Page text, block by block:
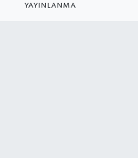
YAYINLANMA
Magazin
Haber Arşivi